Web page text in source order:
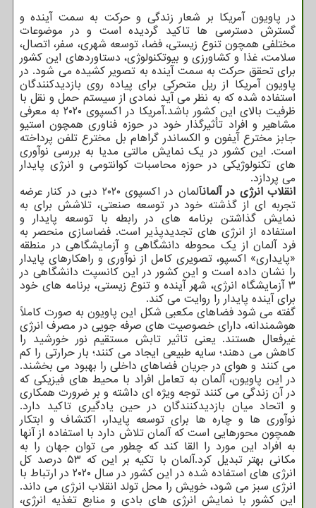
در پاویون آمریکا بر شعار زندگی و حرکت به سمت آینده و
گسترش دسترسی ها تاکید گردیده است و در موضوعات
مختلفی همچون تنوع زیستی، فضا، توسعه شهری، سفر، اتصال،
سلامت، غذا و کشاورزی و بیوتکنولوژی، دستاوردهای این کشور
برای تحقق حرکت به سمت آینده به تصویر کشیده می شود. در
پاویون آمریکا از ریل متحرکی برای پیاده روی بازدیدکنندگان
استفاده شده که به نظر می آید نمادی از سیستم حمل و نقل با
ظرفیت بالای این کشور باشد.آمریکا در اکسپوی ۲۰۲۰ به معرفی
مشاهیر و افراد تأثیرگذار خود در حوزه فناوری همچون استیو
جابز مخترع آیفون و الکساندر گراهام بل مخترع تلفن پرداخته
است. این کشور در یک نمایش مالتی مدیا به بررسی نوآوری
های تکنولوژیکی در حوزه محاسبات کوانتومی و انرژی پایدار
می پردازد.
انقلاب انرژی در آلمان آلمان در اکسپوی ۲۰۲۰ دبی در کنار عرضه
تجربه ای از گذشته خود در توسعه صنعتی، تلاشش برای به
نمایش گذاشتن برنامه های در رابطه با توسعه پایدار و
استفاده از انرژی های تجدیدپذیر است. فضاسازی منحصر به
فرد آلمان از یک محوطه دانشگاهی و آزمایشگاهی در منطقه
«پایداری» اکسپو، تصویری کامل از نوآوری و راهکارهای پایدار
را نشان داده است و این کشور در این کانسپت دانشگاهی در
۳ آزمایشگاه انرژی، شهر آینده و تنوع زیستی، برنامه های خود
برای آینده پایدار را روایت می کند.
گفته می شود فضاهای مکعبی شکل این پاویون به صورت کاملاً
هوشمندانه، دارای خصوصیت های صرفه جویی در مصرف انرژی
غیرفعال هستند. یعنی تاثیر تابش مستقیم نور خورشید را
کاهش می دهند؛ سایه طبیعی ایجاد می کنند؛ بار حرارتی را کم
می کنند و هوای در جریان فضاهای داخلی را بهبود می بخشند.
در این پاویون، آلمان به تعامل افراد با محیط های فیزیکی که
در آن زندگی می کنند توجه ویژه ای داشته و بر ضرورت همکاری
و اتحاد میان بازدیدکنندگان در حین یادگیری تاکید دارد.
نوآوری ها و چاره ها برای توسعه پایدار، اکتشاف و ابتکار
همچون محورهایی است که آلمان تلاش دارد با استفاده از آنها
به افراد این مورد را القا کند که چطور می توان جهان را به
مکانی بهتر تبدیل کرد.آلمان با تکیه بر این که ۵۳ درصد کل
انرژی های استفاده شده در این کشور در سال ۲۰۲۰ در ارتباط با
انرژی سبز می شود، خویش را محل تولد انقلاب انرژی می داند.
این کشور با نمایش انرژی های بادی و منابع تغذیه انرژی،